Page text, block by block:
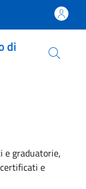
di
e graduatorie,
e